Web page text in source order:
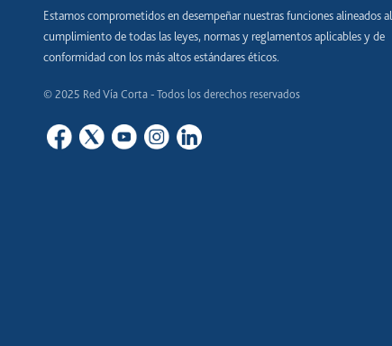
Estamos comprometidos en desempeñar nuestras funciones alineados al
cumplimiento de todas las leyes, normas y reglamentos aplicables y de
conformidad con los más altos estándares éticos.
© 2025 Red Vía Corta - Todos los derechos reservados